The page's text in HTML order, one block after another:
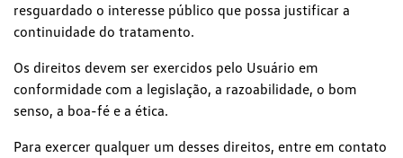
resguardado o interesse público que possa justificar a
continuidade do tratamento.
Os direitos devem ser exercidos pelo Usuário em
conformidade com a legislação, a razoabilidade, o bom
senso, a boa-fé e a ética.
Para exercer qualquer um desses direitos, entre em contato